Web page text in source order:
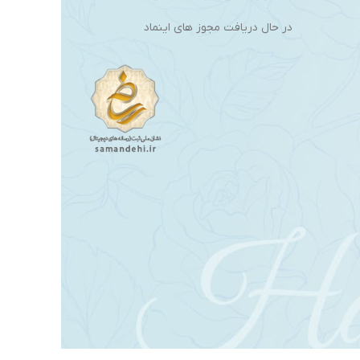
در حال دریافت مجوز های اینماد